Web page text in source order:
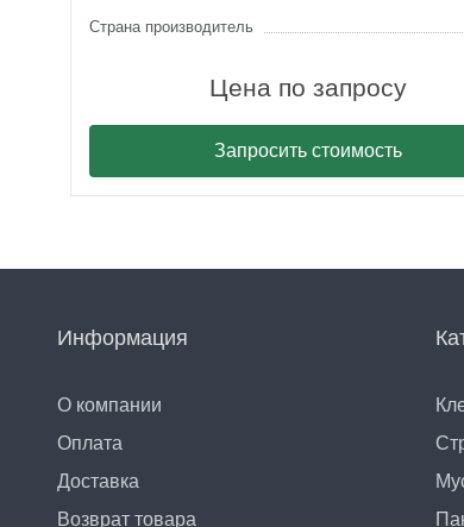
Страна производитель
Цена по запросу
Запросить стоимость
Информация
О компании
Оплата
Доставка
Возврат товара